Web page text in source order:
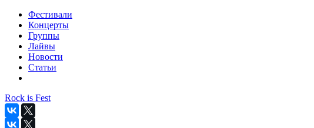
Фестивали
Концерты
Группы
Лайвы
Новости
Статьи
Rock is Fest